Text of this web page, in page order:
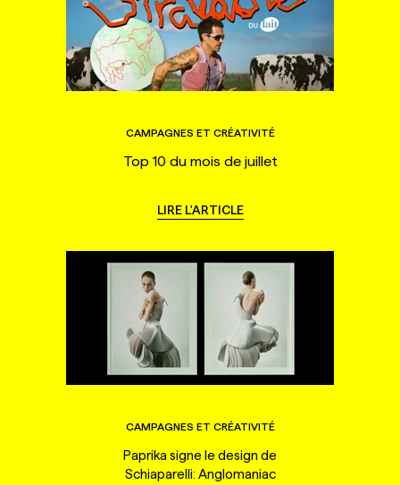
CAMPAGNES ET CRÉATIVITÉ
Top 10 du mois de juillet
LIRE L'ARTICLE
CAMPAGNES ET CRÉATIVITÉ
Paprika signe le design de
Schiaparelli: Anglomaniac